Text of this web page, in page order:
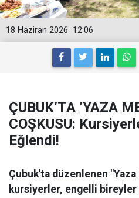
12:06
18 Haziran 2026
ÇUBUK’TA ‘YAZA
COŞKUSU:
Eğlendi!
Çubuk'ta düzenlenen
kursiyerler, engelli